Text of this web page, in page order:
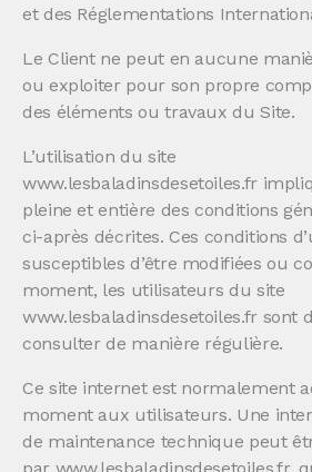
et des Réglementations
Le Client ne peut en aucune
ou exploiter pour son propre
des éléments ou travaux du Site.
L’utilisation du site
www.lesbaladinsdesetoiles.fr
pleine et entière des conditions
ci-après décrites. Ces conditions
susceptibles d’être modifiées ou
moment, les utilisateurs du site
www.lesbaladinsdesetoiles.fr sont
consulter de manière régulière.
Ce site internet est normalement
moment aux utilisateurs. Une
de maintenance technique peut